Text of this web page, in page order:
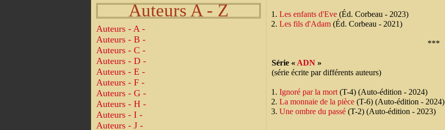
Auteurs A - Z
Auteurs - A -
Auteurs - B -
Auteurs - C -
Auteurs - D -
Auteurs - E -
Auteurs - F -
Auteurs - G -
Auteurs - H -
Auteurs - I -
Auteurs - J -
Les enfants d'Eve (Éd. Corbeau - 2023)
Les fils d'Adam (Éd. Corbeau - 2021)
***
Série « ADN »
(série écrite par différents auteurs)
Ignoré par la mort (T-4) (Auto-édition - 2024)
La monnaie de la pièce (T-6) (Auto-édition - 2024)
Une ombre du passé (T-2) (Auto-édition - 2023)